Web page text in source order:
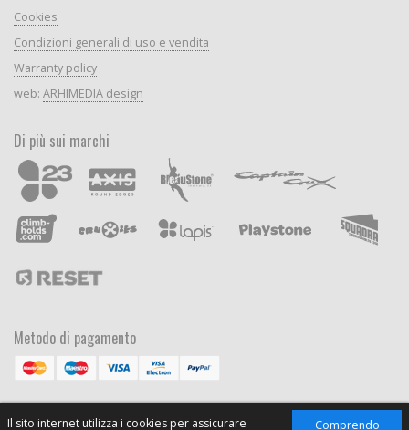
Comprendo
Il sito internet utilizza i cookies per assicurare
Cookies
Condizioni generali di uso e vendita
Warranty policy
web: ARHIMEDIA design
Di più sui marchi
Metodo di pagamento